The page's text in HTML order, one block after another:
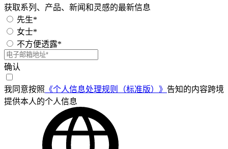
获取系列、产品、新闻和灵感的最新信息
先生*
女士*
不方便透露*
确认
我同意按照 《个人信息处理规则（标准版）》 告知的内容跨境
提供本人的个人信息